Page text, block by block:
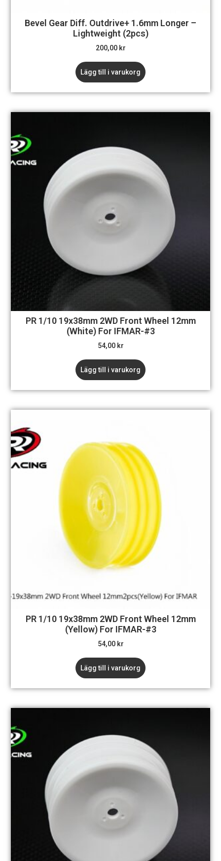
Bevel Gear Diff. Outdrive+ 1.6mm Longer –
Lightweight (2pcs)
200,00 kr
Lägg till i varukorg
PR 1/10 19x38mm 2WD Front Wheel 12mm
(White) For IFMAR-#3
54,00 kr
Lägg till i varukorg
PR 1/10 19x38mm 2WD Front Wheel 12mm
(Yellow) For IFMAR-#3
54,00 kr
Lägg till i varukorg